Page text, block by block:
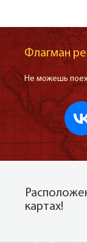
Флагман
Не можешь
картах!